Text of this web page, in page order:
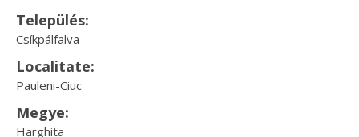
Település:
Csíkpálfalva
Localitate:
Pauleni-Ciuc
Megye:
Harghita